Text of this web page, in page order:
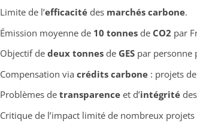
Limite de l’efficacitédes marchés carbone.
Émission moyenne de 10 tonnesde CO2 par
Objectif de deux tonnesde GESpar personne
Compensation via crédits carbone: projets de
Problèmes de transparenceet d’intégrité
Critique de l’impact limité de nombreux projets